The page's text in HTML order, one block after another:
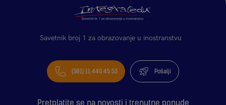
Savetnik broj 1 za obrazovanje u inostranstvu
(381) 11 440 45 53 Pošalji
Pretplatite se na novosti i trenutne ponude